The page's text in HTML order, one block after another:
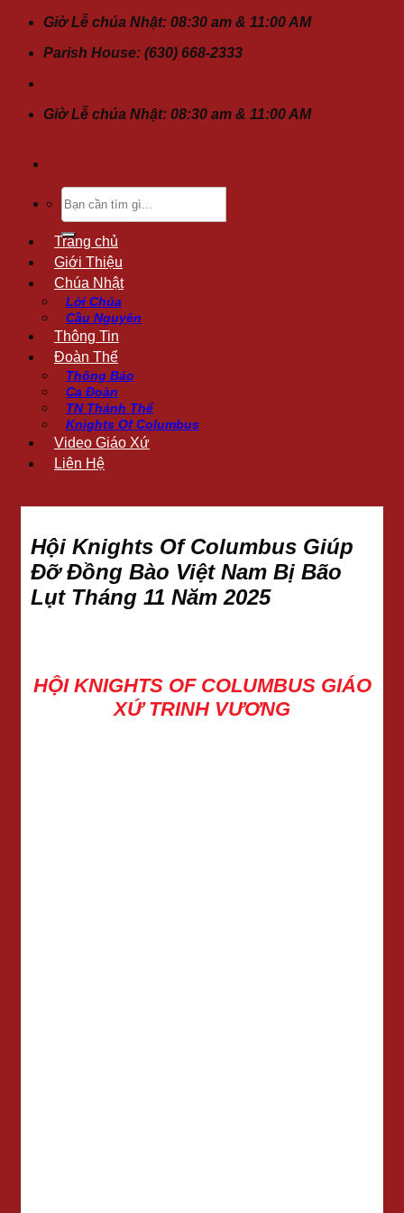
ChuyểnGiờ Lễ chúa Nhật: 08:30 am & 11:00 AM
Parish House: (630) 668-2333
Giờ Lễ chúa Nhật: 08:30 am & 11:00 AM
Tìm
kiếm:
Trang chủ
Giới Thiệu
Chúa Nhật
Lời Chúa
Cầu Nguyện
Thông Tin
Đoàn Thể
Thông Báo
Ca Đoàn
TN Thánh Thể
Knights Of Columbus
Video Giáo Xứ
Liên Hệ
Hội Knights Of Columbus Giúp
Đỡ Đồng Bào Việt Nam Bị Bão
Lụt Tháng 11 Năm 2025
HỘI KNIGHTS OF COLUMBUS GIÁO
XỨ TRINH VƯƠNG